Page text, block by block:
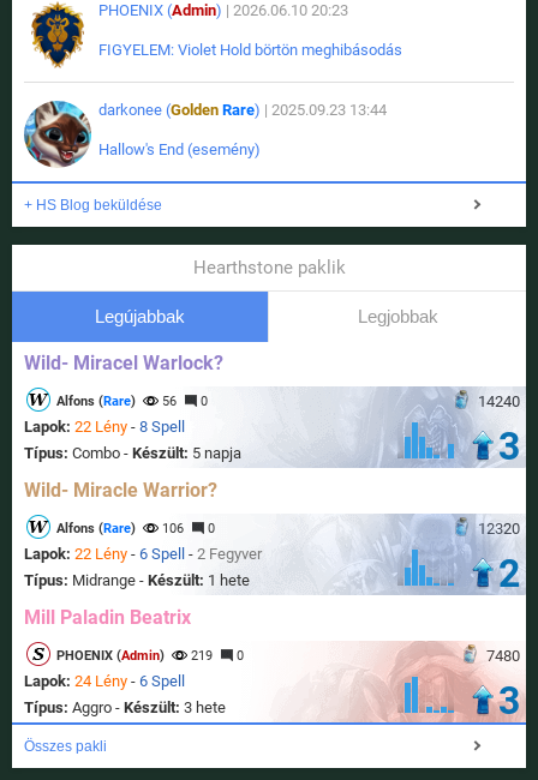
PHOENIX (Admin) | 2026.06.10 20:23
FIGYELEM: Violet Hold börtön meghibásodás
darkonee (Golden Rare) | 2025.09.23 13:44
Hallow's End (esemény)
+ HS Blog beküldése
Hearthstone paklik
Legújabbak Legjobbak
Wild- Miracel Warlock?
14240
Alfons (Rare) 56 0
Lapok: 22 Lény - 8 Spell
Típus: Combo - Készült: 5 napja 3
Wild- Miracle Warrior?
12320
Alfons (Rare) 106 0
Lapok: 22 Lény - 6 Spell - 2 Fegyver
Típus: Midrange - Készült: 1 hete 2
Mill Paladin Beatrix
7480
PHOENIX (Admin) 219 0
Lapok: 24 Lény - 6 Spell
Típus: Aggro - Készült: 3 hete 3
Összes pakli